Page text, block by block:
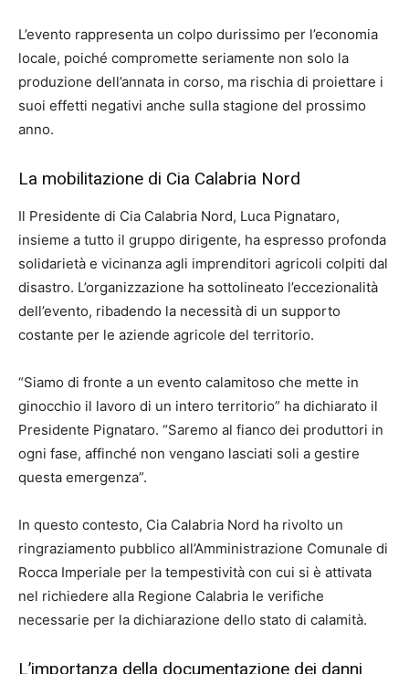
L’evento rappresenta un colpo durissimo per l’economia
locale, poiché compromette seriamente non solo la
produzione dell’annata in corso, ma rischia di proiettare i
suoi effetti negativi anche sulla stagione del prossimo
anno.
La mobilitazione di Cia Calabria Nord
Il Presidente di Cia Calabria Nord, Luca Pignataro,
insieme a tutto il gruppo dirigente, ha espresso profonda
solidarietà e vicinanza agli imprenditori agricoli colpiti dal
disastro. L’organizzazione ha sottolineato l’eccezionalità
dell’evento, ribadendo la necessità di un supporto
costante per le aziende agricole del territorio.
“Siamo di fronte a un evento calamitoso che mette in
ginocchio il lavoro di un intero territorio” ha dichiarato il
Presidente Pignataro. “Saremo al fianco dei produttori in
ogni fase, affinché non vengano lasciati soli a gestire
questa emergenza”.
In questo contesto, Cia Calabria Nord ha rivolto un
ringraziamento pubblico all’Amministrazione Comunale di
Rocca Imperiale per la tempestività con cui si è attivata
nel richiedere alla Regione Calabria le verifiche
necessarie per la dichiarazione dello stato di calamità.
L’importanza della documentazione dei danni